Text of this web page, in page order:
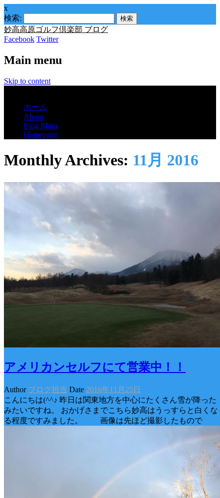
x
検索:
妙高高原ゴルフ倶楽部 ブログ
Facebook Twitter
Main menu
Skip to content
ホーム
About
Blog Mura
Homepage
Monthly Archives: 11月 2016
アメリカンセルフにて営業中！！
Author ブログ担当 Date 2016年11月25日
こんにちは(^^♪ 昨日は関東地方を中心にたくさん雪が降った
みたいですね。 おかげさまでこちら妙高はうっすらと白くな
る程度ですみました。 画像は先ほど撮影したもので